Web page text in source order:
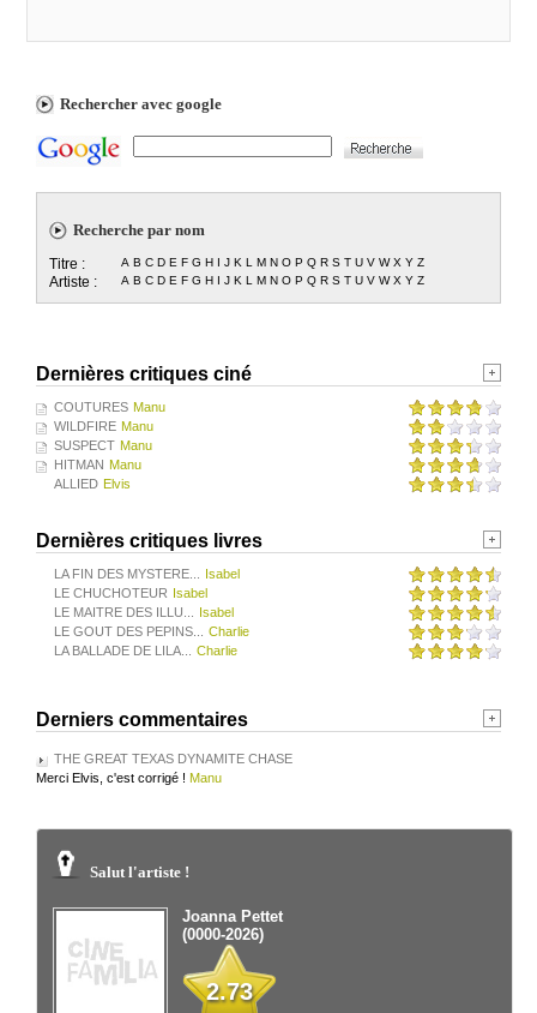
Rechercher avec google
Recherche par nom
Titre : A B C D E F G H I J K L M N O P Q R S T U V W X Y Z
Artiste : A B C D E F G H I J K L M N O P Q R S T U V W X Y Z
Dernières critiques ciné
COUTURES Manu
WILDFIRE Manu
SUSPECT Manu
HITMAN Manu
ALLIED Elvis
Dernières critiques livres
LA FIN DES MYSTERE...
Isabel
LE CHUCHOTEUR Isabel
LE MAITRE DES ILLU...
Isabel
LE GOUT DES PEPINS...
Charlie
LA BALLADE DE LILA...
Charlie
Derniers commentaires
THE GREAT TEXAS DYNAMITE CHASE
Merci Elvis, c'est corrigé ! Manu
Salut l'artiste !
Joanna Pettet
(0000-2026)
2.73